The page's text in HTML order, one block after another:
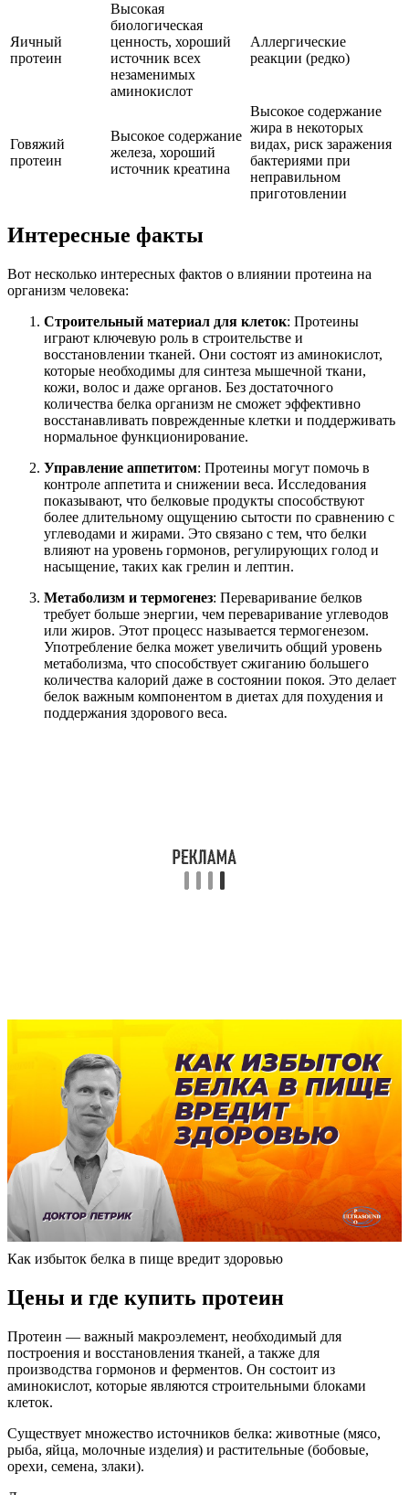
Яичный
протеин
Высокая
биологическая
ценность, хороший
источник всех
незаменимых
аминокислот
Аллергические
реакции (редко)
Говяжий
протеин
Высокое содержание
железа, хороший
источник креатина
Высокое содержание
жира в некоторых
видах, риск заражения
бактериями при
неправильном
приготовлении
Интересные факты
Вот несколько интересных фактов о влиянии протеина на
организм человека:
Строительный материал для клеток: Протеины
играют ключевую роль в строительстве и
восстановлении тканей. Они состоят из аминокислот,
которые необходимы для синтеза мышечной ткани,
кожи, волос и даже органов. Без достаточного
количества белка организм не сможет эффективно
восстанавливать поврежденные клетки и поддерживать
нормальное функционирование.
Управление аппетитом: Протеины могут помочь в
контроле аппетита и снижении веса. Исследования
показывают, что белковые продукты способствуют
более длительному ощущению сытости по сравнению с
углеводами и жирами. Это связано с тем, что белки
влияют на уровень гормонов, регулирующих голод и
насыщение, таких как грелин и лептин.
Метаболизм и термогенез: Переваривание белков
требует больше энергии, чем переваривание углеводов
или жиров. Этот процесс называется термогенезом.
Употребление белка может увеличить общий уровень
метаболизма, что способствует сжиганию большего
количества калорий даже в состоянии покоя. Это делает
белок важным компонентом в диетах для похудения и
поддержания здорового веса.
Как избыток белка в пище вредит здоровью
Цены и где купить протеин
Протеин — важный макроэлемент, необходимый для
построения и восстановления тканей, а также для
производства гормонов и ферментов. Он состоит из
аминокислот, которые являются строительными блоками
клеток.
Существует множество источников белка: животные (мясо,
рыба, яйца, молочные изделия) и растительные (бобовые,
орехи, семена, злаки).